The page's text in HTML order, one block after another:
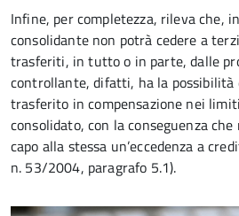
Infine, per completezza, rileva che,
consolidante non potrà cedere a
trasferiti, in tutto o in parte, dalle
controllante, difatti, ha la
trasferito in compensazione nei
consolidato, con la conseguenza
capo alla stessa un’eccedenza a
n. 53/2004, paragrafo 5.1).